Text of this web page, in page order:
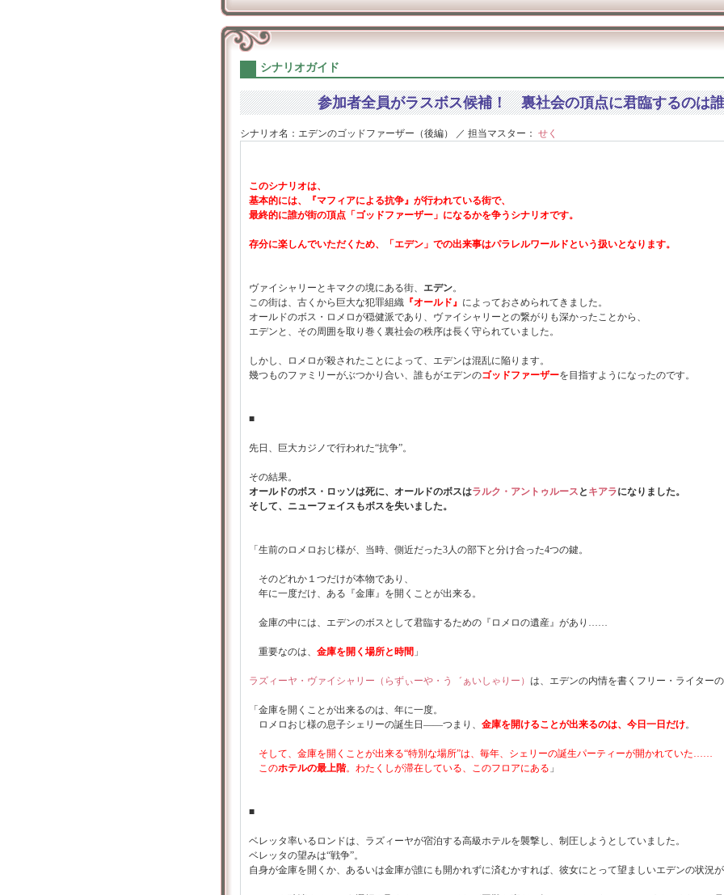
シナリオガイド
参加者全員がラスボス候補！ 裏社会の頂点に君臨するのは
シナリオ名：エデンのゴッドファーザー（後編） ／ 担当マスター： せく
このシナリオは、
基本的には、『マフィアによる抗争』が行われている街で、
最終的に誰が街の頂点「ゴッドファーザー」になるかを争うシナリオです。
存分に楽しんでいただくため、「エデン」での出来事はパラレルワールドという扱いとなります。
ヴァイシャリーとキマクの境にある街、 エデン。
この街は、古くから巨大な犯罪組織 『オールド』 によっておさめられてきました。
オールドのボス・ロメロが穏健派であり、ヴァイシャリーとの繋がりも深かったことから、
エデンと、その周囲を取り巻く裏社会の秩序は長く守られていました。
しかし、ロメロが殺されたことによって、エデンは混乱に陥ります。
幾つものファミリーがぶつかり合い、誰もがエデンのゴッドファーザーを目指すようになったのです。
■
先日、巨大カジノで行われた“抗争”。
その結果。
オールドのボス・ロッソは死に、オールドのボスはラルク・アントゥルース と キアラになりました。
そして、ニューフェイスもボスを失いました。
「生前のロメロおじ様が、当時、側近だった3人の部下と分け合った4つの鍵。
そのどれか１つだけが本物であり、
年に一度だけ、ある『金庫』を開くことが出来る。
金庫の中には、エデンのボスとして君臨するための『ロメロの遺産』があり……
重要なのは、 金庫を開く場所と時間 」
ラズィーヤ・ヴァイシャリー（らずぃーや・う゛ぁいしゃりー） は、エデンの内情を書くフリー・ライター
「金庫を開くことが出来るのは、年に一度。
ロメロおじ様の息子シェリーの誕生日――つまり、 金庫を開けることが出来るのは、今日一日だけ。
そして、金庫を開くことが出来る“特別な場所”は、毎年、シェリーの誕生パーティーが開かれていた……
このホテルの最上階。わたくしが滞在している、このフロアにある 」
■
ベレッタ率いるロンドは、ラズィーヤが宿泊する高級ホテルを襲撃し、制圧しようとしていました。
ベレッタの望みは“戦争”。
自身が金庫を開くか、あるいは金庫が誰にも開かれずに済むかすれば、彼女にとって望ましいエデンの状況